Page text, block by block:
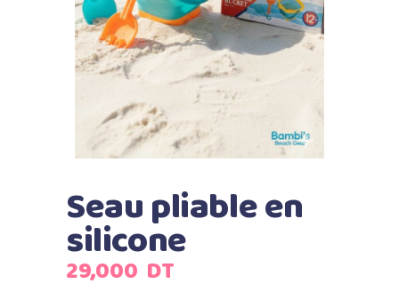
Seau pliable en
silicone
29,000 DT